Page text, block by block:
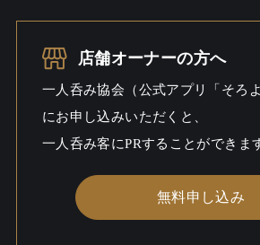
一人呑み
しっとり
店舗オーナーの方へ
一人呑み協会（公式アプリ「そろ
にお申し込みいただくと、
一人呑み客にPRすることができま
無料申し込み